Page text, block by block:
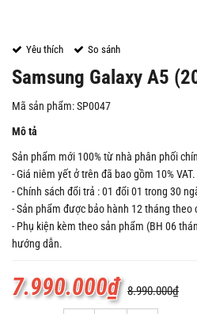
Yêu thích So sánh
Samsung Galaxy A5
Mã sản phẩm: SP0047
Mô tả
Sản phẩm mới 100% từ nhà phân phối
- Giá niêm yết ở trên đã bao gồm 10% VAT.
- Chính sách đổi trả : 01 đổi 01 trong 30
- Sản phẩm được bảo hành 12 tháng
- Phụ kiện kèm theo sản phẩm (BH 06
hướng dẫn.
7.990.000₫ 8.990.000₫